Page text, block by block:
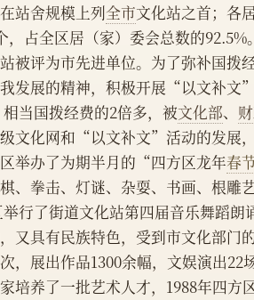
站舍规模上列全市文化站之首；各
，占全区居（家）委会总数的92.5%
被评为市先进单位。为了弥补国拨
我发展的精神，积极开展“以文补
当国拨经费的2倍多，被文化部、
文化网和“以文补文”活动的发展
举办了为期半月的“四方区龙年春
、拳击、灯谜、杂耍、书画、根雕
举行了街道文化站第四届音乐舞蹈
又具有民族特色，受到市文化部门
，展出作品1300余幅，文娱演出22
培养了一批艺术人才，1988年四方